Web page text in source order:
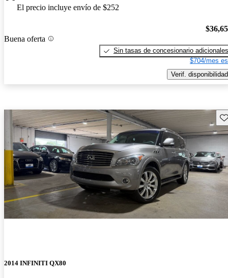
El precio incluye envío de $252
Buena oferta
Sin tasas de concesionario adicionales
$704/mes
Verif. disponibilidad
2014 INFINITI QX80